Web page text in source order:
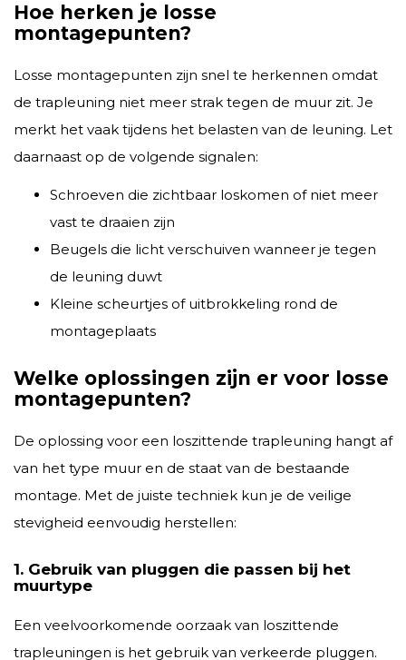
Hoe herken je losse
montagepunten?
Losse montagepunten zijn snel te herkennen omdat
de trapleuning niet meer strak tegen de muur zit. Je
merkt het vaak tijdens het belasten van de leuning. Let
daarnaast op de volgende signalen:
Schroeven die zichtbaar loskomen of niet meer
vast te draaien zijn
Beugels die licht verschuiven wanneer je tegen
de leuning duwt
Kleine scheurtjes of uitbrokkeling rond de
montageplaats
Welke oplossingen zijn er voor losse
montagepunten?
De oplossing voor een loszittende trapleuning hangt af
van het type muur en de staat van de bestaande
montage. Met de juiste techniek kun je de veilige
stevigheid eenvoudig herstellen:
1. Gebruik van pluggen die passen bij het
muurtype
Een veelvoorkomende oorzaak van loszittende
trapleuningen is het gebruik van verkeerde pluggen.